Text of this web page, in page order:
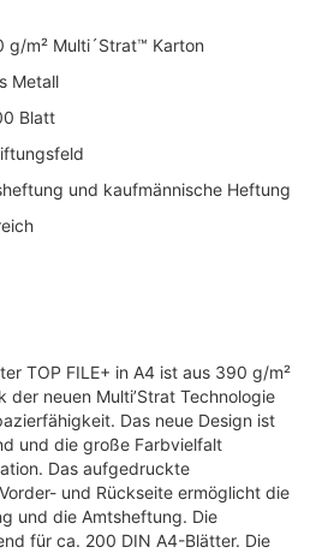
g/m² Multi´Strat™ Karton
Metall
Blatt
und kaufmännische Heftung
TOP FILE+ in A4 ist aus 390 g/m²
der neuen Multi’Strat Technologie
Das neue Design ist
und die große Farbvielfalt
Das aufgedruckte
und Rückseite ermöglicht die
und die Amtsheftung. Die
für ca. 200 DIN A4-Blätter. Die